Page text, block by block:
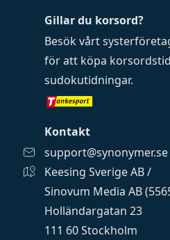
Gillar du korsord?
Besök vårt
för att köpa
sudokutidningar.
Kontakt
support@synonymer.se
Keesing Sverige AB /
Sinovum Media AB
Holländargatan 23
111 60 Stockholm